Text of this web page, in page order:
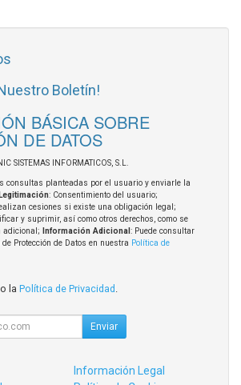
Boletín!
BÁSICA SOBRE
DE DATOS
SISTEMAS INFORMATICOS, S.L.
consultas planteadas por el usuario y enviarle la
Legitimación: Consentimiento del usuario;
cesiones si existe una obligación legal;
y suprimir, así como otros derechos, como se
adicional;
Información Adicional : Puede consultar
Protección de Datos en nuestra Política de
la Política de Privacidad
Enviar
Información Legal